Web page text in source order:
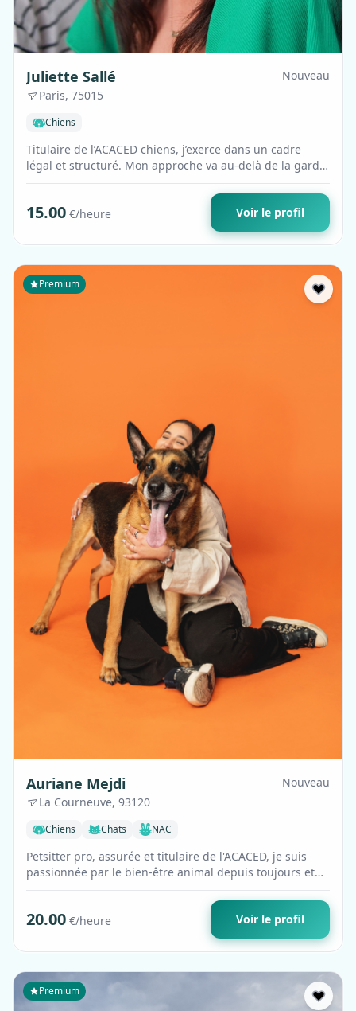
Juliette Sallé
Paris, 75015
Nouveau
Chiens
Titulaire de l’ACACED chiens, j’exerce dans un cadre
légal et structuré. Mon approche va au-delà de la garde
classique : observation fine, é…
15.00 €/heure Voir le profil
Premium
Auriane Mejdi
La Courneuve, 93120
Nouveau
Chiens Chats NAC
Petsitter pro, assurée et titulaire de l'ACACED, je suis
passionnée par le bien-être animal depuis toujours et
engagée en association. Bienv…
20.00 €/heure Voir le profil
Premium